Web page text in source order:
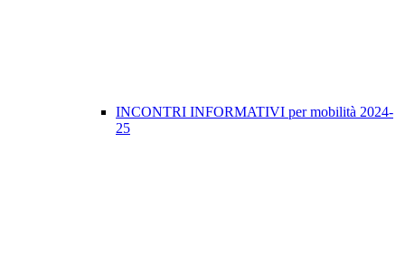
INCONTRI INFORMATIVI per mobilità 2024-
25